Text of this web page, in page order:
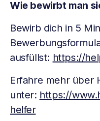
Wie bewirbt man
Bewirb dich in 5
ausfüllst: https://
Erfahre mehr über
unter: https://
helfer